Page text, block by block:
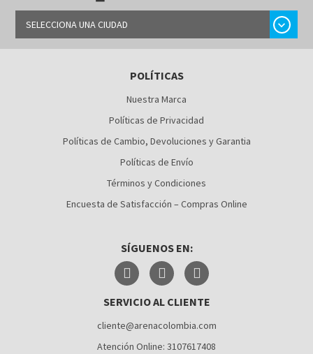
SELECCIONA UNA CIUDAD chevron_right
BARRANQUILLA
POLÍTICAS
Nuestra Marca
Políticas de Privacidad
Políticas de Cambio, Devoluciones y Garantia
Políticas de Envío
Términos y Condiciones
Encuesta de Satisfacción – Compras Online
SÍGUENOS EN:
SERVICIO AL CLIENTE
cliente@arenacolombia.com
Atención Online: 3107617408